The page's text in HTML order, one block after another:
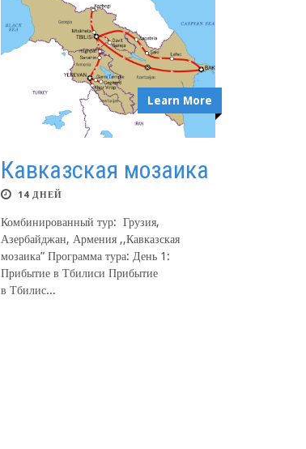
Learn More
Кавказская мозаика
14 ДНЕЙ
Комбинированный тур: Грузия,
Азербайджан, Армения ,,Кавказская
мозаика” Программа тура: День 1:
Прибытие в Тбилиси Прибытие
в Тбилис...